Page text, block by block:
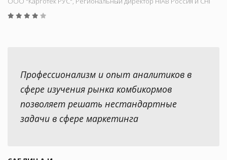
Профессионализм и опыт аналитиков в
сфере изучения рынка комбикормов
позволяет решать нестандартные
задачи в сфере маркетинга